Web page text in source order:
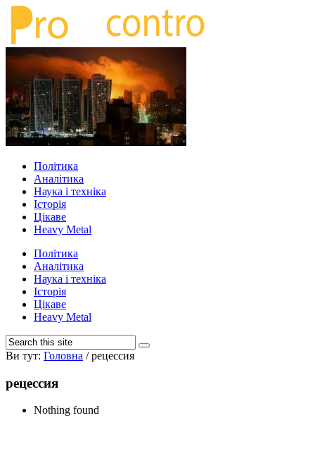
Політика
Аналітика
Наука і техніка
Історія
Цікаве
Heavy Metal
Політика
Аналітика
Наука і техніка
Історія
Цікаве
Heavy Metal
Ви тут: Головна /рецессия
рецессия
Nothing found